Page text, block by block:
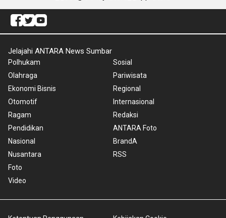
Jelajahi ANTARA News Sumbar
Polhukam
Olahraga
Ekonomi Bisnis
Otomotif
Ragam
Pendidikan
Nasional
Nusantara
Foto
Video
Sosial
Pariwisata
Regional
Internasional
Redaksi
ANTARA Foto
BrandA
RSS